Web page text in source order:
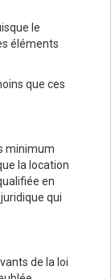
le
éléments
que ces
minimum
la location
en
qui
de la loi